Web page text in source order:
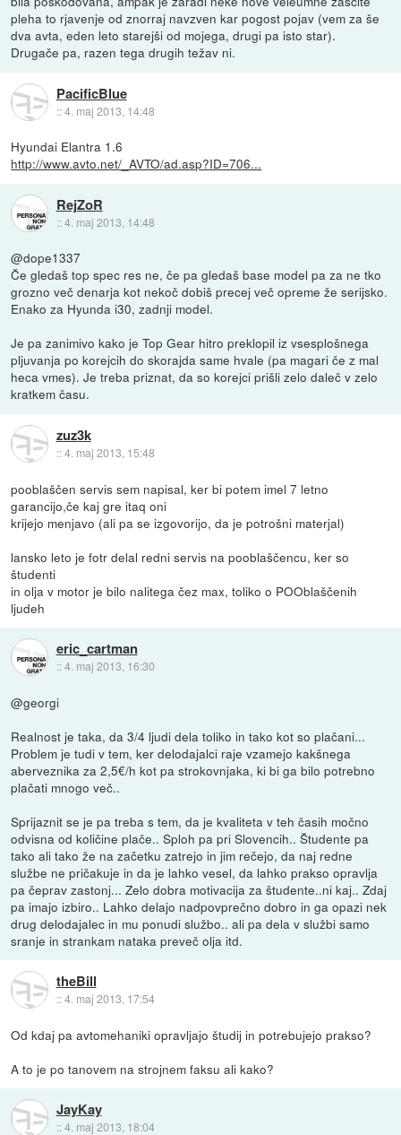
pleha to rjavenje od znorraj navzven kar pogost pojav (vem za še
dva avta, eden leto starejši od mojega, drugi pa isto star).
Drugače pa, razen tega drugih težav ni.
PacificBlue
::4. maj 2013, 14:48
Hyundai Elantra 1.6
http://www.avto.net/_AVTO/ad.asp?ID=706...
RejZoR
::4. maj 2013, 14:48
@dope1337
Če gledaš top spec res ne, če pa gledaš base model pa za ne tko
grozno več denarja kot nekoč dobiš precej več opreme že serijsko.
Enako za Hyunda i30, zadnji model.
Je pa zanimivo kako je Top Gear hitro preklopil iz vsesplošnega
pljuvanja po korejcih do skorajda same hvale (pa magari če z mal
heca vmes). Je treba priznat, da so korejci prišli zelo daleč v zelo
kratkem času.
zuz3k
::4. maj 2013, 15:48
pooblaščen servis sem napisal, ker bi potem imel 7 letno
garancijo,če kaj gre itaq oni
krijejo menjavo (ali pa se izgovorijo, da je potrošni materjal)
lansko leto je fotr delal redni servis na pooblaščencu, ker so
študenti
in olja v motor je bilo nalitega čez max, toliko o POOblaščenih
ljudeh
eric_cartman
::4. maj 2013, 16:30
@georgi
Realnost je taka, da 3/4 ljudi dela toliko in tako kot so plačani...
Problem je tudi v tem, ker delodajalci raje vzamejo kakšnega
aberveznika za 2,5€/h kot pa strokovnjaka, ki bi ga bilo potrebno
plačati mnogo več..
Sprijaznit se je pa treba s tem, da je kvaliteta v teh časih močno
odvisna od količine plače.. Sploh pa pri Slovencih.. Študente pa
tako ali tako že na začetku zatrejo in jim rečejo, da naj redne
službe ne pričakuje in da je lahko vesel, da lahko prakso opravlja
pa čeprav zastonj... Zelo dobra motivacija za študente..ni kaj.. Zdaj
pa imajo izbiro.. Lahko delajo nadpovprečno dobro in ga opazi nek
drug delodajalec in mu ponudi službo.. ali pa dela v službi samo
sranje in strankam nataka preveč olja itd.
theBill
::4. maj 2013, 17:54
Od kdaj pa avtomehaniki opravljajo študij in potrebujejo prakso?
A to je po tanovem na strojnem faksu ali kako?
JayKay
::4. maj 2013, 18:04